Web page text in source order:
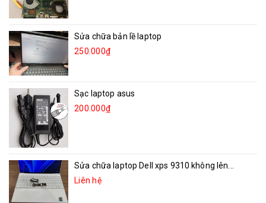
Sửa chữa bản lề laptop
250.000₫
Sạc laptop asus
200.000₫
Sửa chữa laptop Dell xps 9310 không lên...
Liên hệ